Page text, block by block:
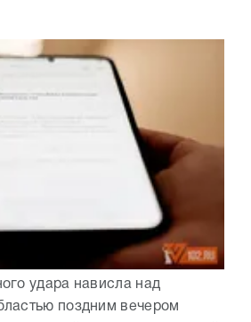
удара нависла над
поздним вечером